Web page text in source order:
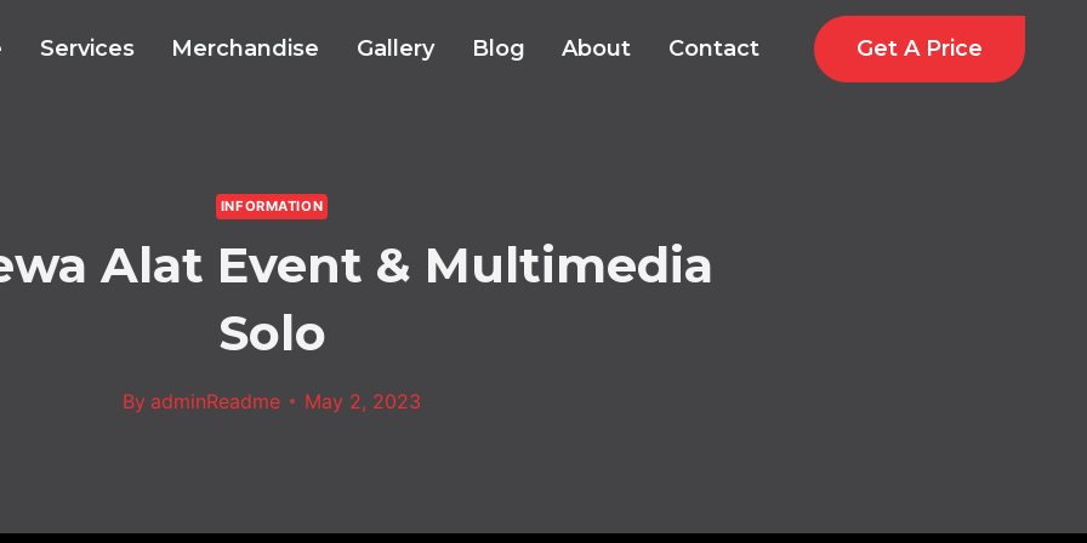
Services Merchandise Gallery Blog About Contact Get A Price
INFORMATION
Alat Event & Multimedia
Solo
By adminReadme May 2, 2023